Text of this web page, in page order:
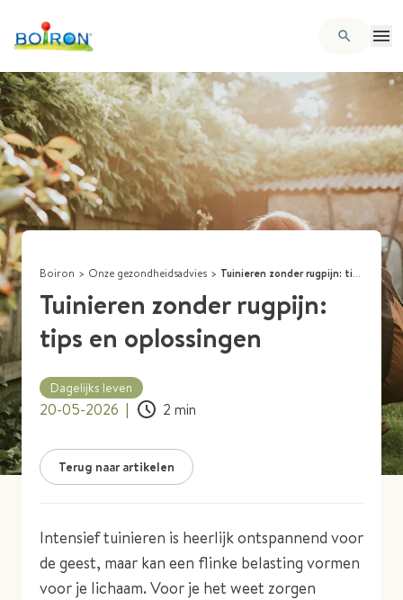
Boiron > Onze gezondheidsadvies > Tuinieren zonder rugpijn: tips en oplossingen
Tuinieren zonder rugpijn:
tips en oplossingen
Dagelijks leven
20-05-2026 | 2 min
Terug naar artikelen
Intensief tuinieren is heerlijk ontspannend voor
de geest, maar kan een flinke belasting vormen
voor je lichaam. Voor je het weet zorgen